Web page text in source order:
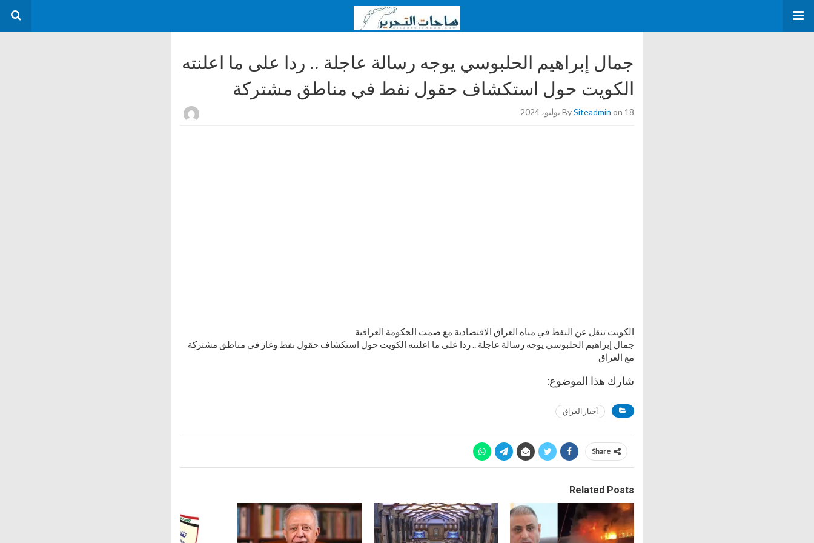
جمال إبراهيم الحلبوسي يوجه رسالة عاجلة .. ردا على ما اعلنته
الكويت حول استكشاف حقول نفط في مناطق مشتركة
BySiteadmin on 18 يوليو، 2024
الكويت تنقل عن النفط في مياه العراق الاقتصادية مع صمت الحكومة العراقية
جمال إبراهيم الحلبوسي يوجه رسالة عاجلة .. ردا على ما اعلنته الكويت حول استكشاف حقول نفط وغاز في مناطق مشتركة
مع العراق
شارك هذا الموضوع:
أخبار العراق
Share
Related Posts